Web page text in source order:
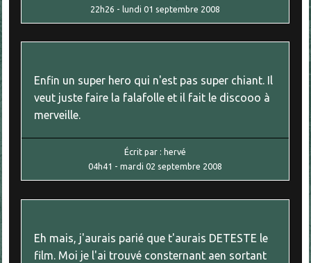
22h26 -lundi 01 septembre 2008
Enfin un super hero qui n'est pas super chiant. Il
veut juste faire la falafolle et il fait le discooo à
merveille.
Écrit par : hervé
04h41 -mardi 02 septembre 2008
Eh mais, j'aurais parié que t'aurais DETESTE le
film. Moi je l'ai trouvé consternant aen sortant